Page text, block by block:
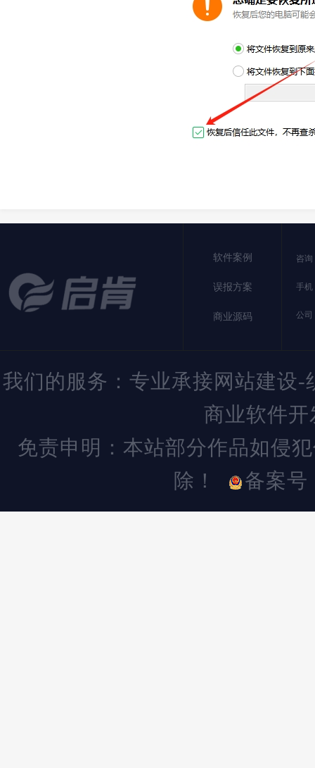
软件案例
误报方案
商业源码
咨询
手机
公司
我们的服务：专业承接网站建设
商业软件
免责申明：本站部分作品如侵
除！
备案号